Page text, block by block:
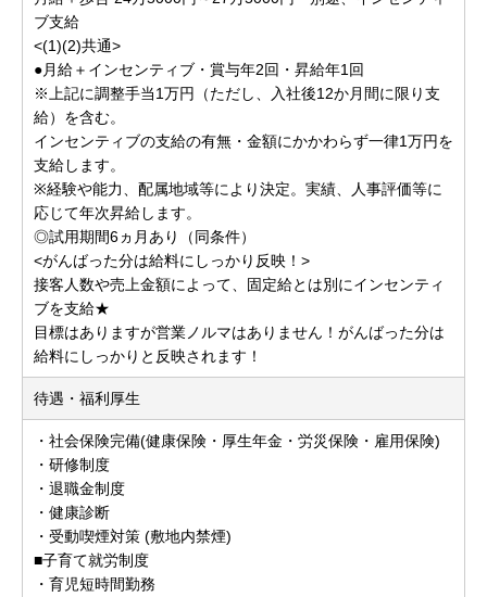
ブ支給
<(1)(2)共通>
●月給＋インセンティブ・賞与年2回・昇給年1回
※上記に調整手当1万円（ただし、入社後12か月間に限り支
給）を含む。
インセンティブの支給の有無・金額にかかわらず一律1万円を
支給します。
※経験や能力、配属地域等により決定。実績、人事評価等に
応じて年次昇給します。
◎試用期間6ヵ月あり（同条件）
<がんばった分は給料にしっかり反映！>
接客人数や売上金額によって、固定給とは別にインセンティ
ブを支給★
目標はありますが営業ノルマはありません！がんばった分は
給料にしっかりと反映されます！
待遇・福利厚生
・社会保険完備(健康保険・厚生年金・労災保険・雇用保険)
・研修制度
・退職金制度
・健康診断
・受動喫煙対策 (敷地内禁煙)
■子育て就労制度
・育児短時間勤務